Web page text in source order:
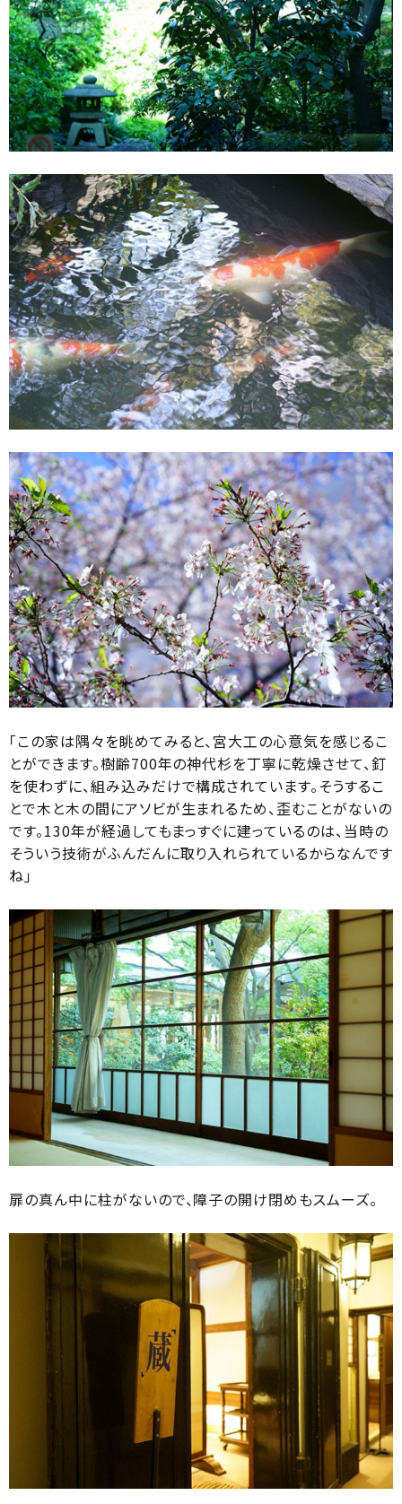
「この家は隅々を眺めてみると、宮大工の心意気を感じるこ
とができます。樹齢700年の神代杉を丁寧に乾燥させて、釘
を使わずに、組み込みだけで構成されています。そうするこ
とで木と木の間にアソビが生まれるため、歪むことがないの
です。130年が経過してもまっすぐに建っているのは、当時の
そういう技術がふんだんに取り入れられているからなんです
ね」
扉の真ん中に柱がないので、障子の開け閉めもスムーズ。